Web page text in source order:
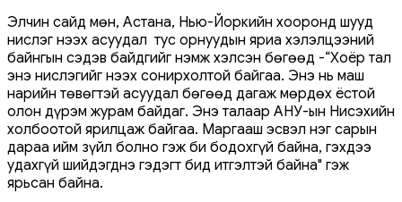
Элчин сайд мөн, Астана, Нью-Йоркийн хооронд шууд
нислэг нээх асуудал тус орнуудын яриа хэлэлцээний
байнгын сэдэв байдгийг нэмж хэлсэн бөгөөд -“Хоёр тал
энэ нислэгийг нээх сонирхолтой байгаа. Энэ нь маш
нарийн төвөгтэй асуудал бөгөөд дагаж мөрдөх ёстой
олон дүрэм журам байдаг. Энэ талаар АНУ-ын Нисэхийн
холбоотой ярилцаж байгаа. Маргааш эсвэл нэг сарын
дараа ийм зүйл болно гэж би бодохгүй байна, гэхдээ
удахгүй шийдэгднэ гэдэгт бид итгэлтэй байна" гэж
ярьсан байна.